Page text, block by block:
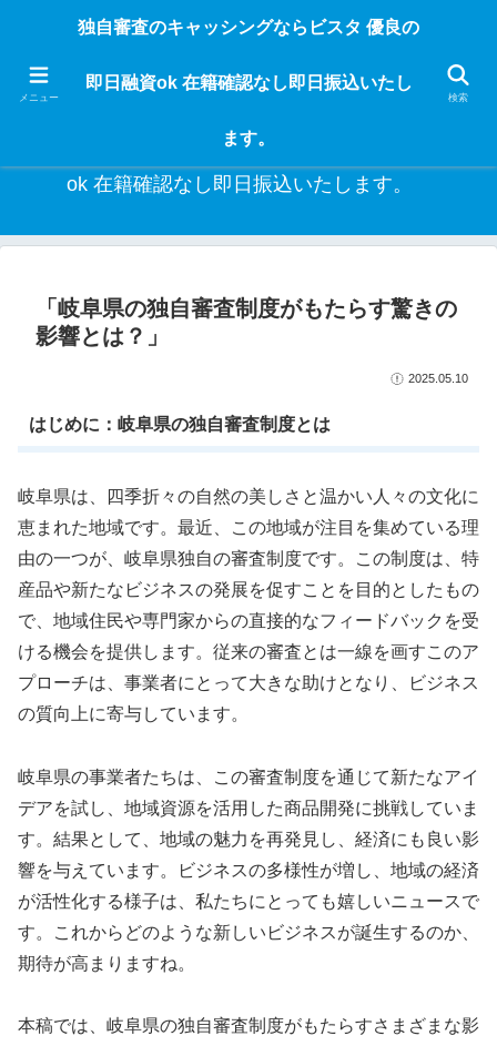
独自審査のフリーローンならビスタなら24時間365日 在籍確認なしで借りれる
な入用があっても安心！融資率97％！仕事をしている人ならブラックでも給料
日返済の１ヶ月融資で借りられるから安心！
独自審査のキャッシングならビスタ 優良の即日融資
ok 在籍確認なし即日振込いたします。
「岐阜県の独自審査制度がもたらす驚きの
影響とは？」
2025.05.10
はじめに：岐阜県の独自審査制度とは
岐阜県は、四季折々の自然の美しさと温かい人々の文化に
恵まれた地域です。最近、この地域が注目を集めている理
由の一つが、岐阜県独自の審査制度です。この制度は、特
産品や新たなビジネスの発展を促すことを目的としたもの
で、地域住民や専門家からの直接的なフィードバックを受
ける機会を提供します。従来の審査とは一線を画すこのア
プローチは、事業者にとって大きな助けとなり、ビジネス
の質向上に寄与しています。
岐阜県の事業者たちは、この審査制度を通じて新たなアイ
デアを試し、地域資源を活用した商品開発に挑戦していま
す。結果として、地域の魅力を再発見し、経済にも良い影
響を与えています。ビジネスの多様性が増し、地域の経済
が活性化する様子は、私たちにとっても嬉しいニュースで
す。これからどのような新しいビジネスが誕生するのか、
期待が高まりますね。
本稿では、岐阜県の独自審査制度がもたらすさまざまな影
メニュー
独自審査のキャッシングならビスタ 優良の
即日融資ok 在籍確認なし即日振込いたし
ます。
検索